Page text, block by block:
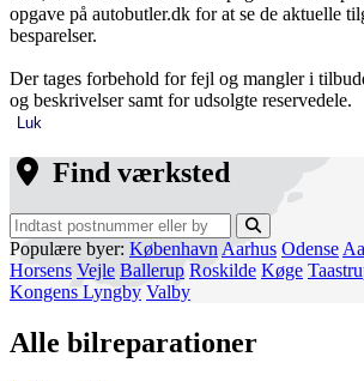
opgave på autobutler.dk for at se de aktuelle
besparelser.
Der tages forbehold for fejl og mangler i
og beskrivelser samt for udsolgte reservedele.
Luk
Find værksted
Populære byer: København Aarhus Odense
Horsens Vejle Ballerup Roskilde Køge
Kongens Lyngby Valby
Alle bilreparationer